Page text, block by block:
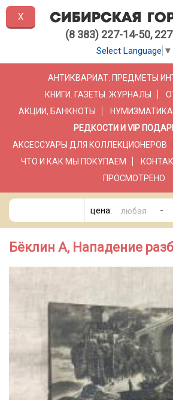
(8 383) 227-14-50,
Select Language ▼
АНТИКВАРИАТ. ПРЕДМЕТЫ
КНИГИ. ГАЗЕТЫ. ЖУРНАЛЫ
АКЦИИ, БАНКНОТЫ
НУМИЗМАТИКА
РЕДКОСТИ И VIP
АКСЕССУАРЫ ДЛЯ КОЛЛЕКЦИОНЕРОВ
ЧТО И КАК МЫ ПОКУПАЕМ
ПРОСМОТРЕНО
цена: -
Бёклин А, Нападение
X